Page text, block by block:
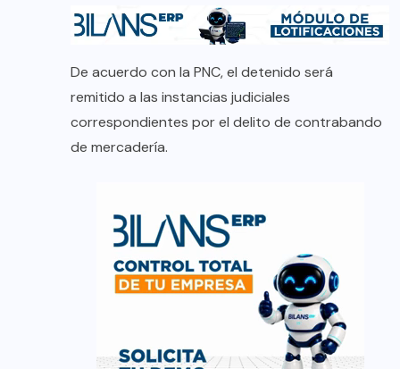
De acuerdo con la PNC, el detenido será
remitido a las instancias judiciales
correspondientes por el delito de contrabando
de mercadería.